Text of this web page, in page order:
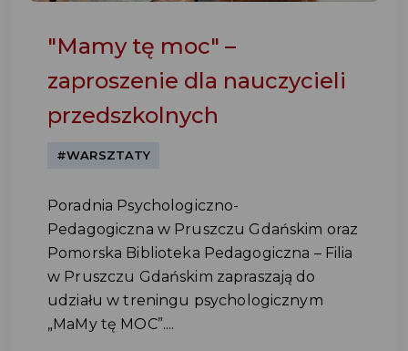
"Mamy tę moc" –
zaproszenie dla nauczycieli
przedszkolnych
#WARSZTATY
Poradnia Psychologiczno-
Pedagogiczna w Pruszczu Gdańskim oraz
Pomorska Biblioteka Pedagogiczna – Filia
w Pruszczu Gdańskim zapraszają do
udziału w treningu psychologicznym
„MaMy tę MOC”....